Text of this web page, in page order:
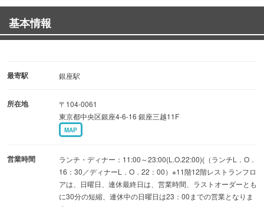
銀座にお越しの際は、お気軽にお立ち寄り下さいませ。
基本情報
最寄駅 銀座駅
所在地
〒104-0061
東京都中央区銀座4-6-16 銀座三越11F
MAP
営業時間
ランチ・ディナー：11:00～23:00(L.O.22:00)(（ランチL．O．
16：30／ディナーL．O．22：00）※11階12階レストランフロ
アは、日曜日、連休最終日は、営業時間、ラストオーダーとも
に30分の短縮、連休中の日曜日は23：00までの営業となりま